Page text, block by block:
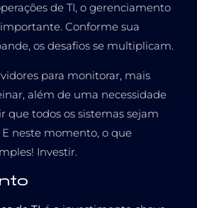
de TI, o gerenciamento
Conforme sua
os desafios se multiplicam.
para monitorar, mais
além de uma necessidade
que todos os sistemas sejam
neste momento, o que
Investir.